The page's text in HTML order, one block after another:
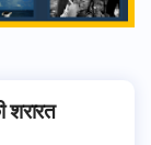
शरारत